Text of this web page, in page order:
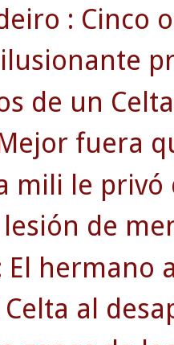
: Cinco
de un
fuera
mili le
lesión de
El hermano
Celta al